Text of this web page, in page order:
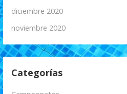
diciembre 2020
noviembre 2020
Categorías